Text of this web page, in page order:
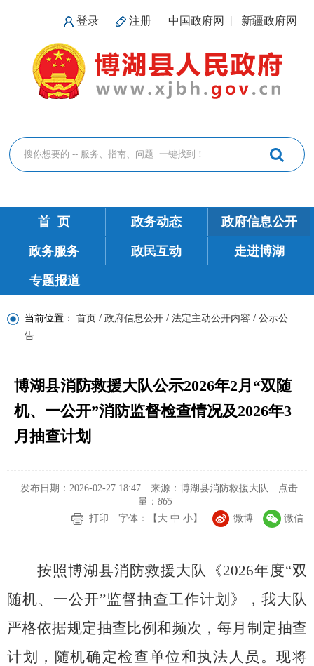
登录 注册 中国政府网 新疆政府网
首 页 政务动态 政府信息公开
政务服务 政民互动 走进博湖
专题报道
当前位置： 首页 / 政府信息公开 / 法定主动公开内容 / 公示公
告
博湖县消防救援大队公示2026年2月“双随
机、一公开”消防监督检查情况及2026年3
月抽查计划
发布日期：2026-02-27 18:47 来源：博湖县消防救援大队
点击
量： 865
打印
字体：【 大 中 小】 微博 微信
按照博湖县消防救援大队《2026年度“双
随机、一公开”监督抽查工作计划》，我大队
严格依据规定抽查比例和频次，每月制定抽查
计划，随机确定检查单位和执法人员。现将